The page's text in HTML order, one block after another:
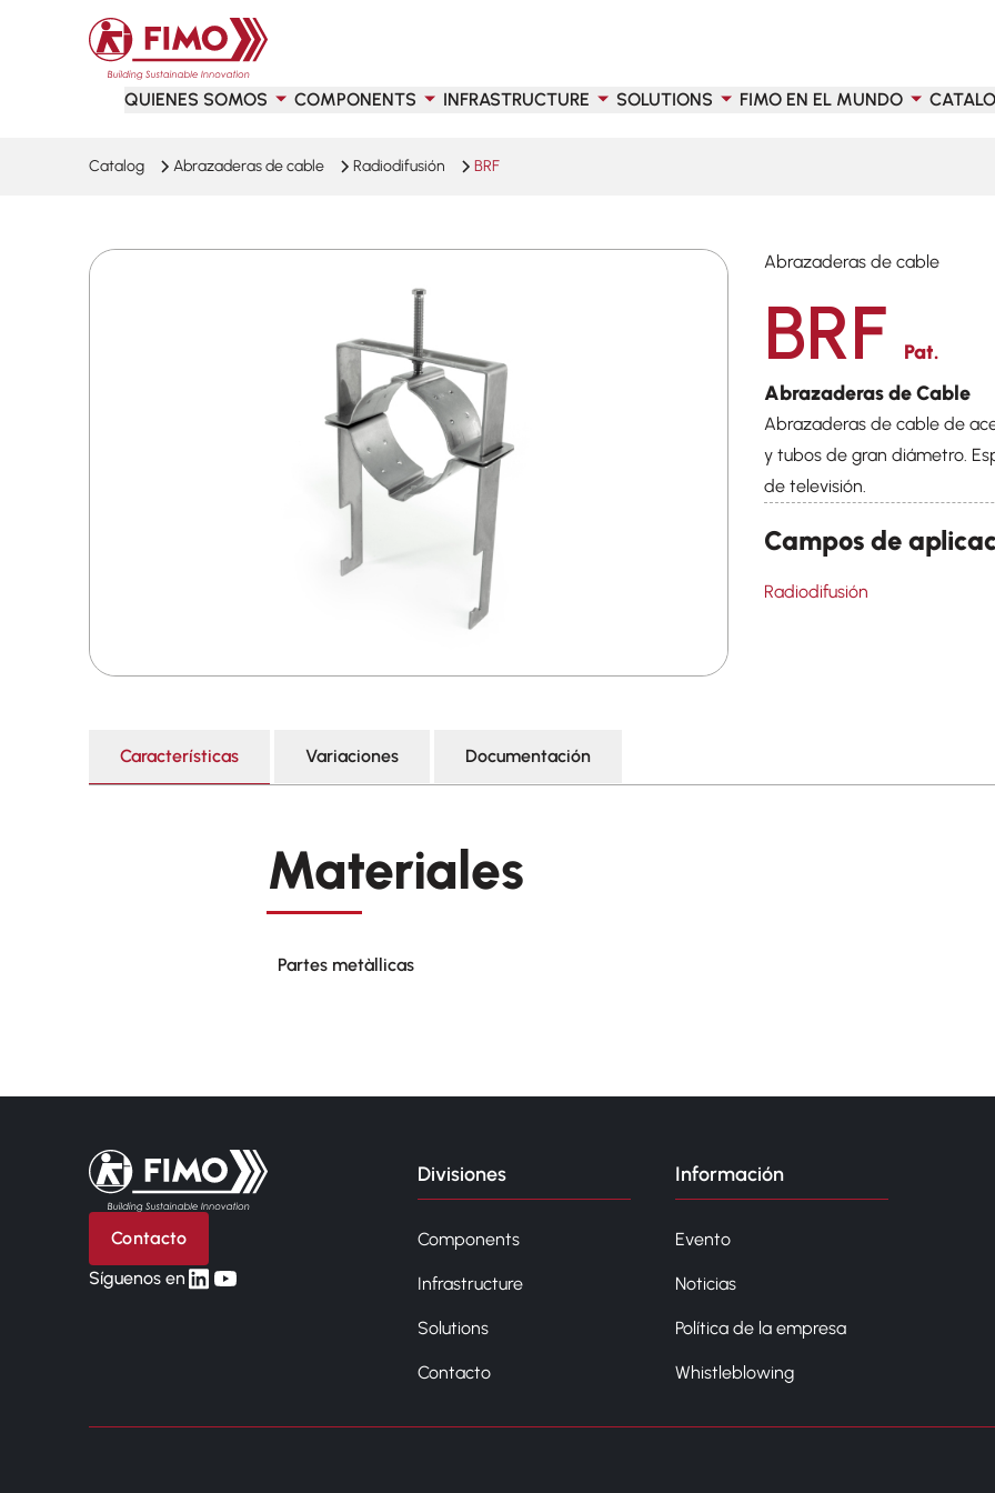
Volver a la página principal
QUIENES SOMOS COMPONENTS INFRASTRUCTURE SOLUTIONS FIMO EN EL MUNDO
Catalog Abrazaderas de cable Radiodifusión BRF
Abrazaderas de cable
BRF
Pat.
Abrazaderas de Cable
Abrazaderas de cable de
y tubos de gran diámetro.
de televisión.
Campos de
Radiodifusión
Características Variaciones Documentación
Materiales
Partes metàllicas
Volver a la página principal
Contacto
Síguenos en linkedin
yt
Divisiones
Components
Infrastructure
Solutions
Contacto
Información
Evento
Noticias
Política de la empresa
Whistleblowing